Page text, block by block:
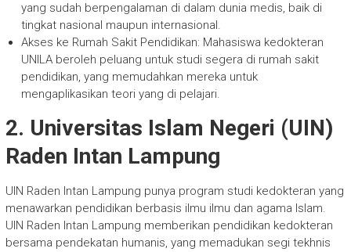
yang sudah berpengalaman di dalam dunia medis, baik di
tingkat nasional maupun internasional.
Akses ke Rumah Sakit Pendidikan: Mahasiswa kedokteran
UNILA beroleh peluang untuk studi segera di rumah sakit
pendidikan, yang memudahkan mereka untuk
mengaplikasikan teori yang di pelajari.
2. Universitas Islam Negeri (UIN)
Raden Intan Lampung
UIN Raden Intan Lampung punya program studi kedokteran yang
menawarkan pendidikan berbasis ilmu ilmu dan agama Islam.
UIN Raden Intan Lampung memberikan pendidikan kedokteran
bersama pendekatan humanis, yang memadukan segi tekhnis